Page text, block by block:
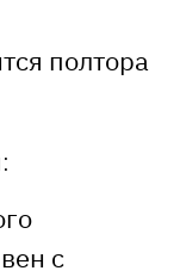
полтора
с